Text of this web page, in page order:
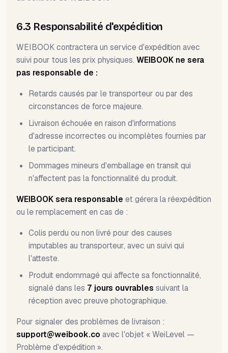
6.3 Responsabilité d'expédition
WEIBOOK contractera un service d'expédition avec
suivi pour tous les prix physiques. WEIBOOK ne sera
pas responsable de :
Retards causés par le transporteur ou par des
circonstances de force majeure.
Livraison échouée en raison d'informations
d'adresse incorrectes ou incomplètes fournies par
le participant.
Dommages mineurs d'emballage en transit qui
n'affectent pas la fonctionnalité du produit.
WEIBOOK sera responsable et gérera la réexpédition
ou le remplacement en cas de :
Colis perdu ou non livré pour des causes
imputables au transporteur, avec un suivi qui
l'atteste.
Produit endommagé qui affecte sa fonctionnalité,
signalé dans les 7 jours ouvrables suivant la
réception avec preuve photographique.
Pour signaler des problèmes de livraison :
support@weibook.co avec l'objet « WeiLevel —
Problème d'expédition ».